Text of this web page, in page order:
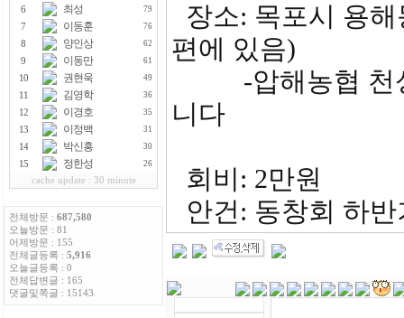
6 최성 79
7 이동훈 76
8 양인상 62
9 이동만 61
10 권현욱 49
11 김영학 36
12 이경호 35
13 이정백 31
14 박신흥 30
15 정한성 26
cache update : 30 minute
전체방문 : 687,580
오늘방문 : 81
어제방문 : 155
전체글등록 : 5,916
오늘글등록 : 0
전체답변글 : 165
댓글및쪽글 : 15143
장소: 목포시 용
편에 있음)
-압해농협 천성
니다
회비: 2만원
안건: 동창회 하